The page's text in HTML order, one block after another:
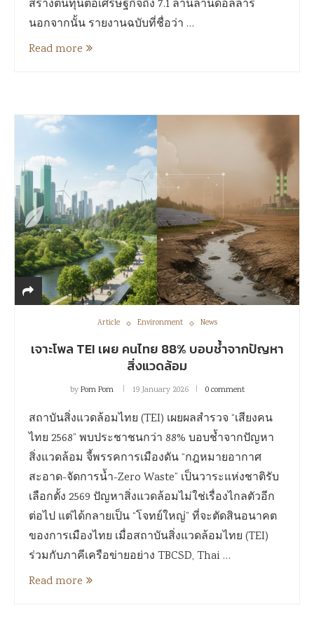
สร้างต้นทุนต่อเศรษฐกิจถึง 7.1 ล้านล้านดอลลาร์
นอกจากนั้น รายงานฉบับที่ชื่อว่า …
Read more
Article Environment News
เจาะโพล TEI เผย คนไทย 88% บอบช้ำจากปัญหา
สิ่งแวดล้อม
byPom Pom 19 January 2026 0 comment
สถาบันสิ่งแวดล้อมไทย (TEI) เผยผลสำรวจ “เสียงคน
ไทย 2568” พบประชาชนกว่า 88% บอบช้ำจากปัญหา
สิ่งแวดล้อม จี้พรรคการเมืองดัน “กฎหมายอากาศ
สะอาด-จัดการน้ำ-Zero Waste” เป็นวาระแห่งชาติรับ
เลือกตั้ง 2569 ปัญหาสิ่งแวดล้อมไม่ใช่เรื่องไกลตัวอีก
ต่อไป แต่ได้กลายเป็น “โจทย์ใหญ่” ที่จะตัดสินอนาคต
ของการเมืองไทย เมื่อสถาบันสิ่งแวดล้อมไทย (TEI)
ร่วมกับภาคีเครือข่ายอย่าง TBCSD, Thai …
Read more